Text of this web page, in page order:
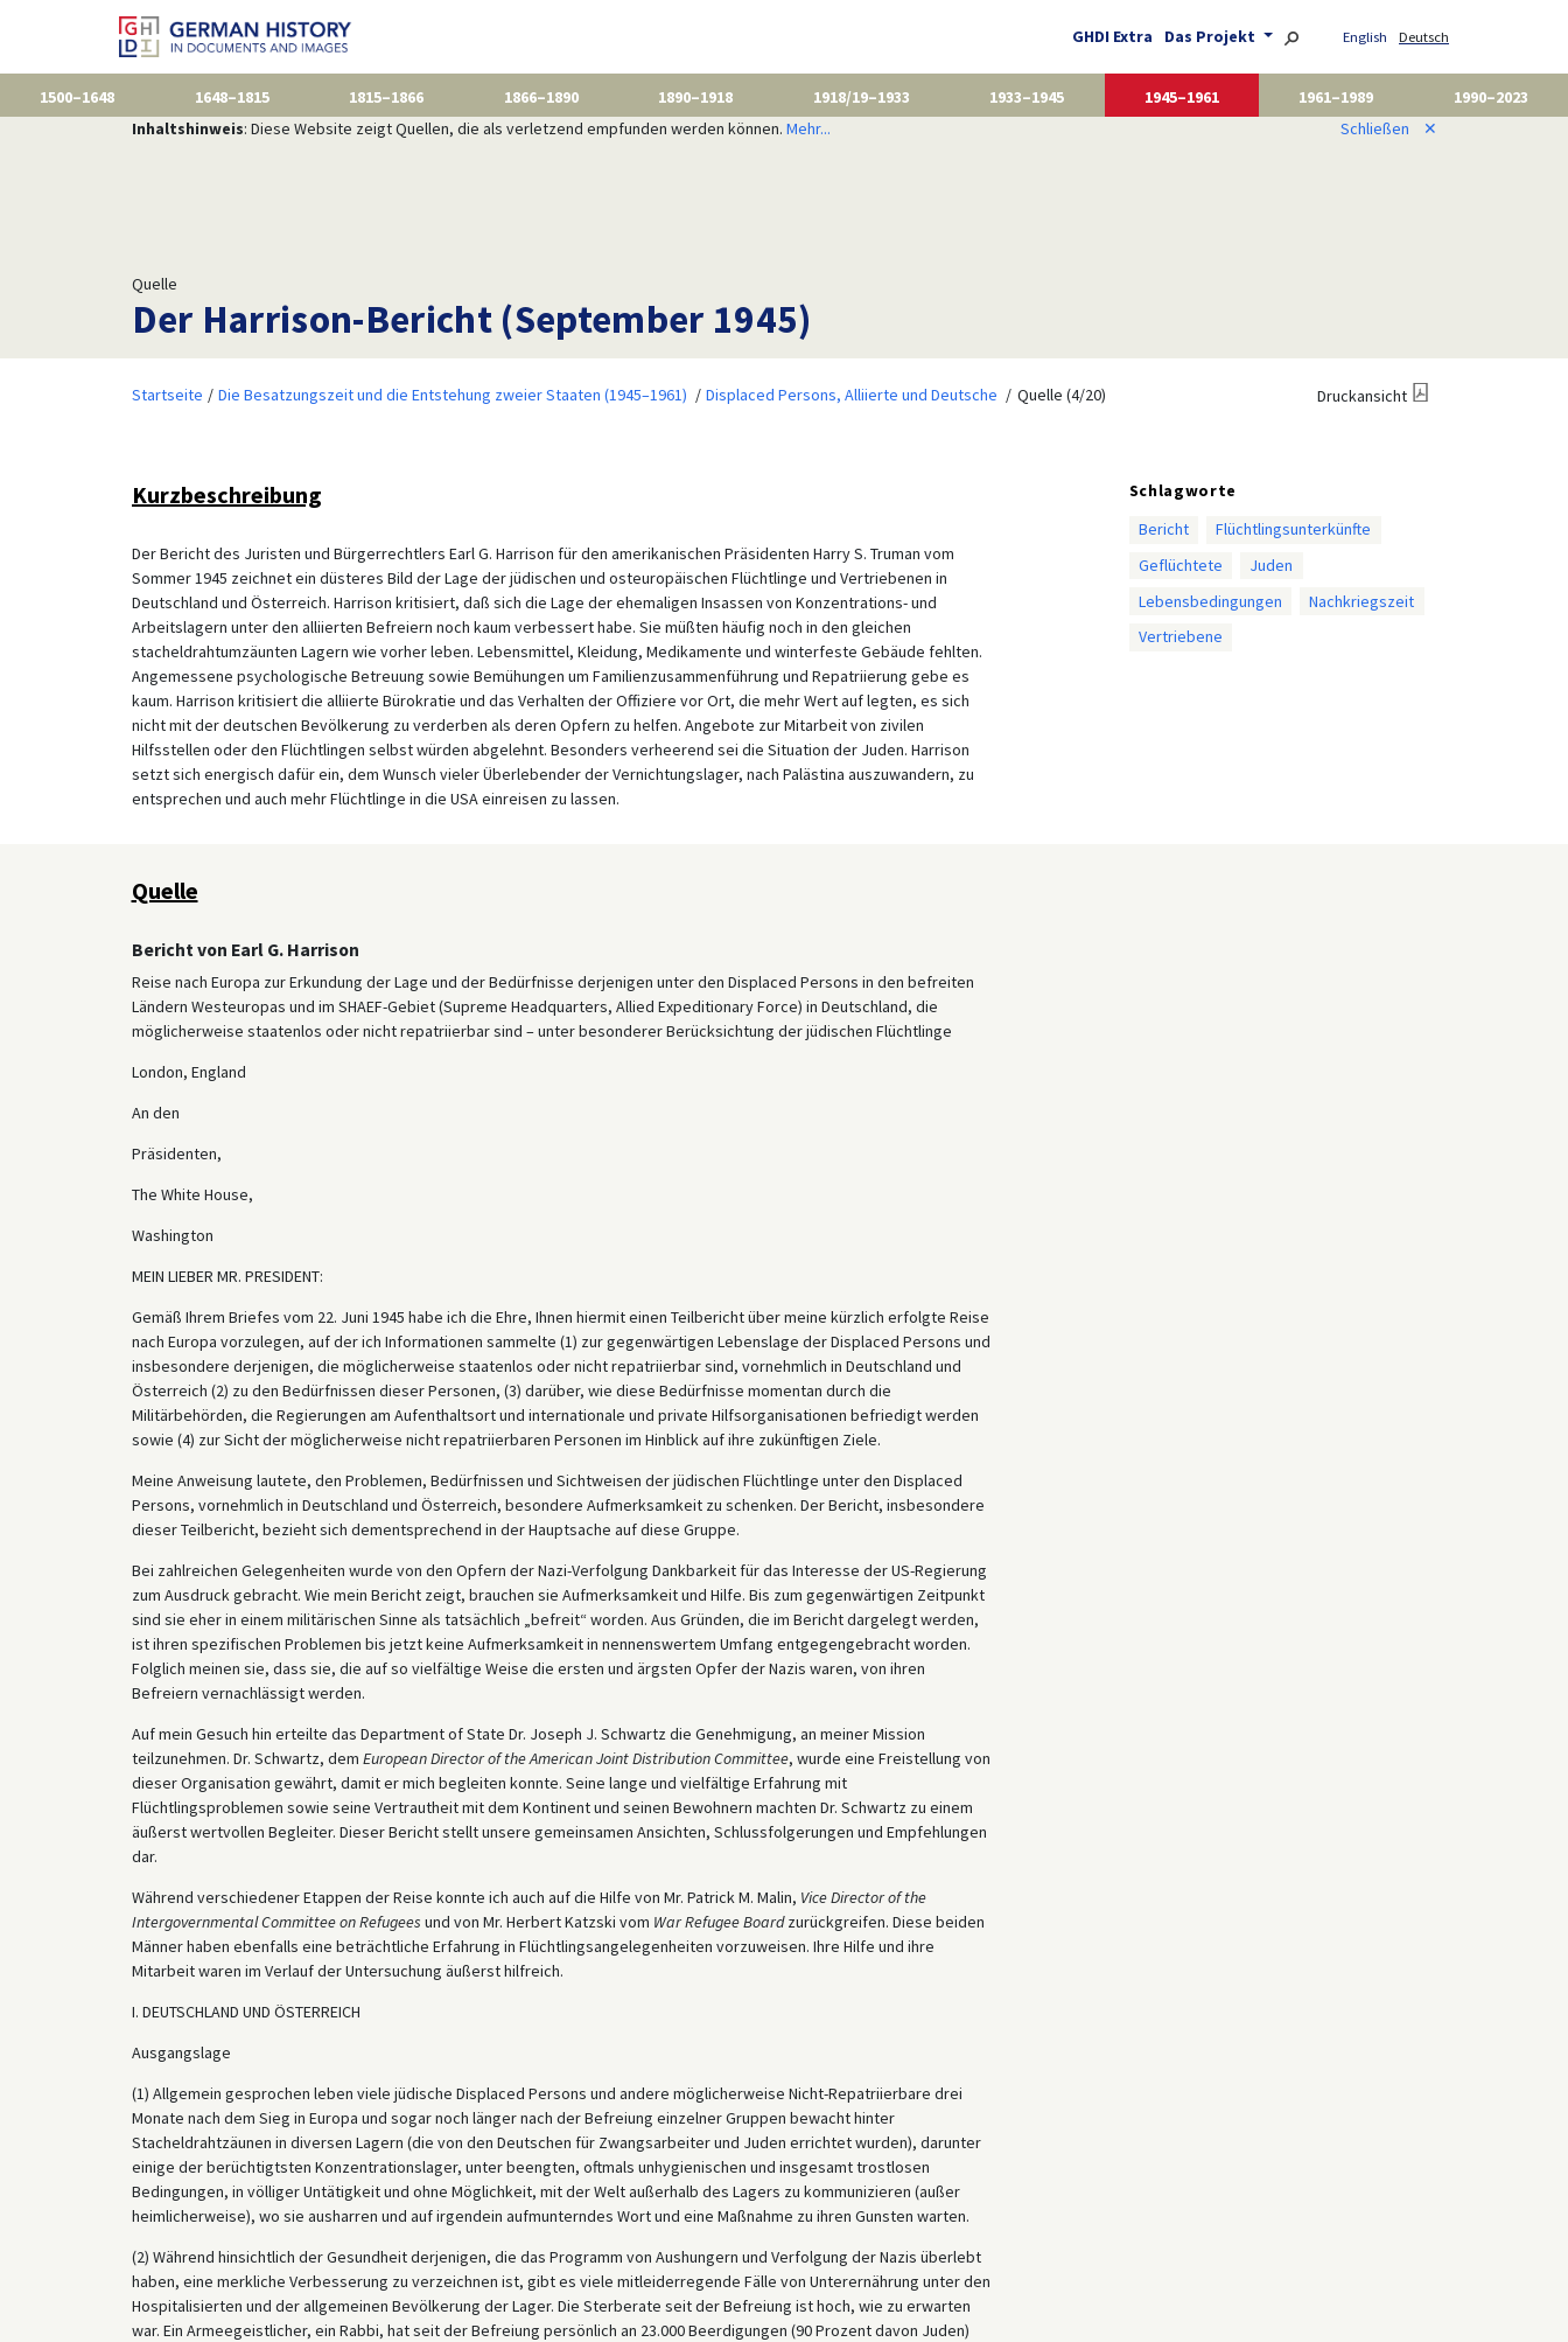
GHDI Extra Das Projekt English Deutsch
1500–1648 1648–1815 1815–1866 1866–1890 1890–1918 1918/19–1933 1933–1945 1945–1961 1961–1989
1990–2023
Inhaltshinweis: Diese Website zeigt Quellen, die als verletzend empfunden werden können. Mehr... Schließen ✕
Quelle
Der Harrison-Bericht (September 1945)
Startseite Die Besatzungszeit und die Entstehung zweier Staaten (1945–1961) Displaced Persons, Alliierte und Deutsche Quelle (4/20) Druckansicht
Kurzbeschreibung
Der Bericht des Juristen und Bürgerrechtlers Earl G. Harrison für den amerikanischen Präsidenten Harry S. Truman vom
Sommer 1945 zeichnet ein düsteres Bild der Lage der jüdischen und osteuropäischen Flüchtlinge und Vertriebenen in
Deutschland und Österreich. Harrison kritisiert, daß sich die Lage der ehemaligen Insassen von Konzentrations- und
Arbeitslagern unter den alliierten Befreiern noch kaum verbessert habe. Sie müßten häufig noch in den gleichen
stacheldrahtumzäunten Lagern wie vorher leben. Lebensmittel, Kleidung, Medikamente und winterfeste Gebäude fehlten.
Angemessene psychologische Betreuung sowie Bemühungen um Familienzusammenführung und Repatriierung gebe es
kaum. Harrison kritisiert die alliierte Bürokratie und das Verhalten der Offiziere vor Ort, die mehr Wert auf legten, es sich
nicht mit der deutschen Bevölkerung zu verderben als deren Opfern zu helfen. Angebote zur Mitarbeit von zivilen
Hilfsstellen oder den Flüchtlingen selbst würden abgelehnt. Besonders verheerend sei die Situation der Juden. Harrison
setzt sich energisch dafür ein, dem Wunsch vieler Überlebender der Vernichtungslager, nach Palästina auszuwandern, zu
entsprechen und auch mehr Flüchtlinge in die USA einreisen zu lassen.
Schlagworte
Bericht
Flüchtlingsunterkünfte
Geflüchtete
Juden
Lebensbedingungen
Nachkriegszeit
Vertriebene
Quelle
Bericht von Earl G. Harrison
Reise nach Europa zur Erkundung der Lage und der Bedürfnisse derjenigen unter den Displaced Persons in den befreiten
Ländern Westeuropas und im SHAEF-Gebiet (Supreme Headquarters, Allied Expeditionary Force) in Deutschland, die
möglicherweise staatenlos oder nicht repatriierbar sind – unter besonderer Berücksichtung der jüdischen Flüchtlinge
London, England
An den
Präsidenten,
The White House,
Washington
MEIN LIEBER MR. PRESIDENT:
Gemäß Ihrem Briefes vom 22. Juni 1945 habe ich die Ehre, Ihnen hiermit einen Teilbericht über meine kürzlich erfolgte Reise
nach Europa vorzulegen, auf der ich Informationen sammelte (1) zur gegenwärtigen Lebenslage der Displaced Persons und
insbesondere derjenigen, die möglicherweise staatenlos oder nicht repatriierbar sind, vornehmlich in Deutschland und
Österreich (2) zu den Bedürfnissen dieser Personen, (3) darüber, wie diese Bedürfnisse momentan durch die
Militärbehörden, die Regierungen am Aufenthaltsort und internationale und private Hilfsorganisationen befriedigt werden
sowie (4) zur Sicht der möglicherweise nicht repatriierbaren Personen im Hinblick auf ihre zukünftigen Ziele.
Meine Anweisung lautete, den Problemen, Bedürfnissen und Sichtweisen der jüdischen Flüchtlinge unter den Displaced
Persons, vornehmlich in Deutschland und Österreich, besondere Aufmerksamkeit zu schenken. Der Bericht, insbesondere
dieser Teilbericht, bezieht sich dementsprechend in der Hauptsache auf diese Gruppe.
Bei zahlreichen Gelegenheiten wurde von den Opfern der Nazi-Verfolgung Dankbarkeit für das Interesse der US-Regierung
zum Ausdruck gebracht. Wie mein Bericht zeigt, brauchen sie Aufmerksamkeit und Hilfe. Bis zum gegenwärtigen Zeitpunkt
sind sie eher in einem militärischen Sinne als tatsächlich „befreit“ worden. Aus Gründen, die im Bericht dargelegt werden,
ist ihren spezifischen Problemen bis jetzt keine Aufmerksamkeit in nennenswertem Umfang entgegengebracht worden.
Folglich meinen sie, dass sie, die auf so vielfältige Weise die ersten und ärgsten Opfer der Nazis waren, von ihren
Befreiern vernachlässigt werden.
Auf mein Gesuch hin erteilte das Department of State Dr. Joseph J. Schwartz die Genehmigung, an meiner Mission
teilzunehmen. Dr. Schwartz, dem European Director of the American Joint Distribution Committee, wurde eine Freistellung von
dieser Organisation gewährt, damit er mich begleiten konnte. Seine lange und vielfältige Erfahrung mit
Flüchtlingsproblemen sowie seine Vertrautheit mit dem Kontinent und seinen Bewohnern machten Dr. Schwartz zu einem
äußerst wertvollen Begleiter. Dieser Bericht stellt unsere gemeinsamen Ansichten, Schlussfolgerungen und Empfehlungen
dar.
Während verschiedener Etappen der Reise konnte ich auch auf die Hilfe von Mr. Patrick M. Malin, Vice Director of the
Intergovernmental Committee on Refugees und von Mr. Herbert Katzski vom War Refugee Boardzurückgreifen. Diese beiden
Männer haben ebenfalls eine beträchtliche Erfahrung in Flüchtlingsangelegenheiten vorzuweisen. Ihre Hilfe und ihre
Mitarbeit waren im Verlauf der Untersuchung äußerst hilfreich.
I. DEUTSCHLAND UND ÖSTERREICH
Ausgangslage
(1) Allgemein gesprochen leben viele jüdische Displaced Persons und andere möglicherweise Nicht-Repatriierbare drei
Monate nach dem Sieg in Europa und sogar noch länger nach der Befreiung einzelner Gruppen bewacht hinter
Stacheldrahtzäunen in diversen Lagern (die von den Deutschen für Zwangsarbeiter und Juden errichtet wurden), darunter
einige der berüchtigtsten Konzentrationslager, unter beengten, oftmals unhygienischen und insgesamt trostlosen
Bedingungen, in völliger Untätigkeit und ohne Möglichkeit, mit der Welt außerhalb des Lagers zu kommunizieren (außer
heimlicherweise), wo sie ausharren und auf irgendein aufmunterndes Wort und eine Maßnahme zu ihren Gunsten warten.
(2) Während hinsichtlich der Gesundheit derjenigen, die das Programm von Aushungern und Verfolgung der Nazis überlebt
haben, eine merkliche Verbesserung zu verzeichnen ist, gibt es viele mitleiderregende Fälle von Unterernährung unter den
Hospitalisierten und der allgemeinen Bevölkerung der Lager. Die Sterberate seit der Befreiung ist hoch, wie zu erwarten
war. Ein Armeegeistlicher, ein Rabbi, hat seit der Befreiung persönlich an 23.000 Beerdigungen (90 Prozent davon Juden)